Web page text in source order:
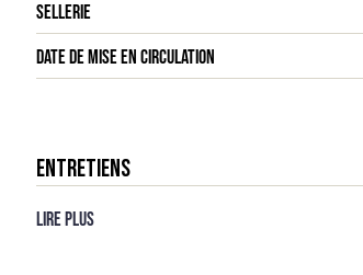
SELLERIE
DATE DE MISE EN CIRCULATION
ENTRETIENS
Lire plus